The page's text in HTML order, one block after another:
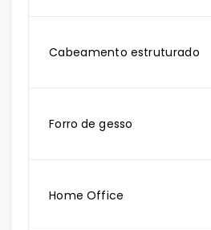
Cabeamento estruturado
Forro de gesso
Home Office